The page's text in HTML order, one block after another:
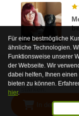
In den
Für eine bestmögliche
ähnliche Technologien.
Funktionsweise unserer
der Webseite. Wir
dabei helfen, Ihnen
bieten zu können.
hier.
Bachblüten sind
© 2026